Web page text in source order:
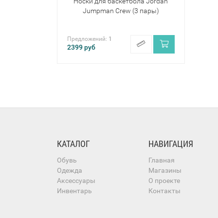
Jumpman Crew (3 пары)
Предложений: 1
2399руб
КАТАЛОГ
Обувь
Одежда
Аксессуары
Инвентарь
НАВИГАЦИЯ
Главная
Магазины
О проекте
Контакты